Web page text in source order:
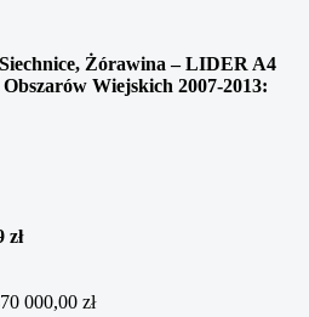
Żórawina – LIDER A4
Wiejskich 2007-2013:
zł
000,00 zł